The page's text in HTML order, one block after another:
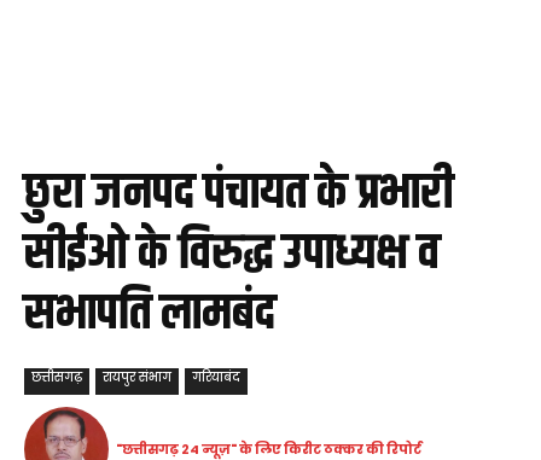
छुरा जनपद पंचायत के प्रभारी
सीईओ के विरुद्ध उपाध्यक्ष व
सभापति लामबंद
छत्तीसगढ़ रायपुर संभाग गरियाबंद
"छत्तीसगढ़ 24 न्यूज़" के लिए किरीट ठक्कर की रिपोर्ट